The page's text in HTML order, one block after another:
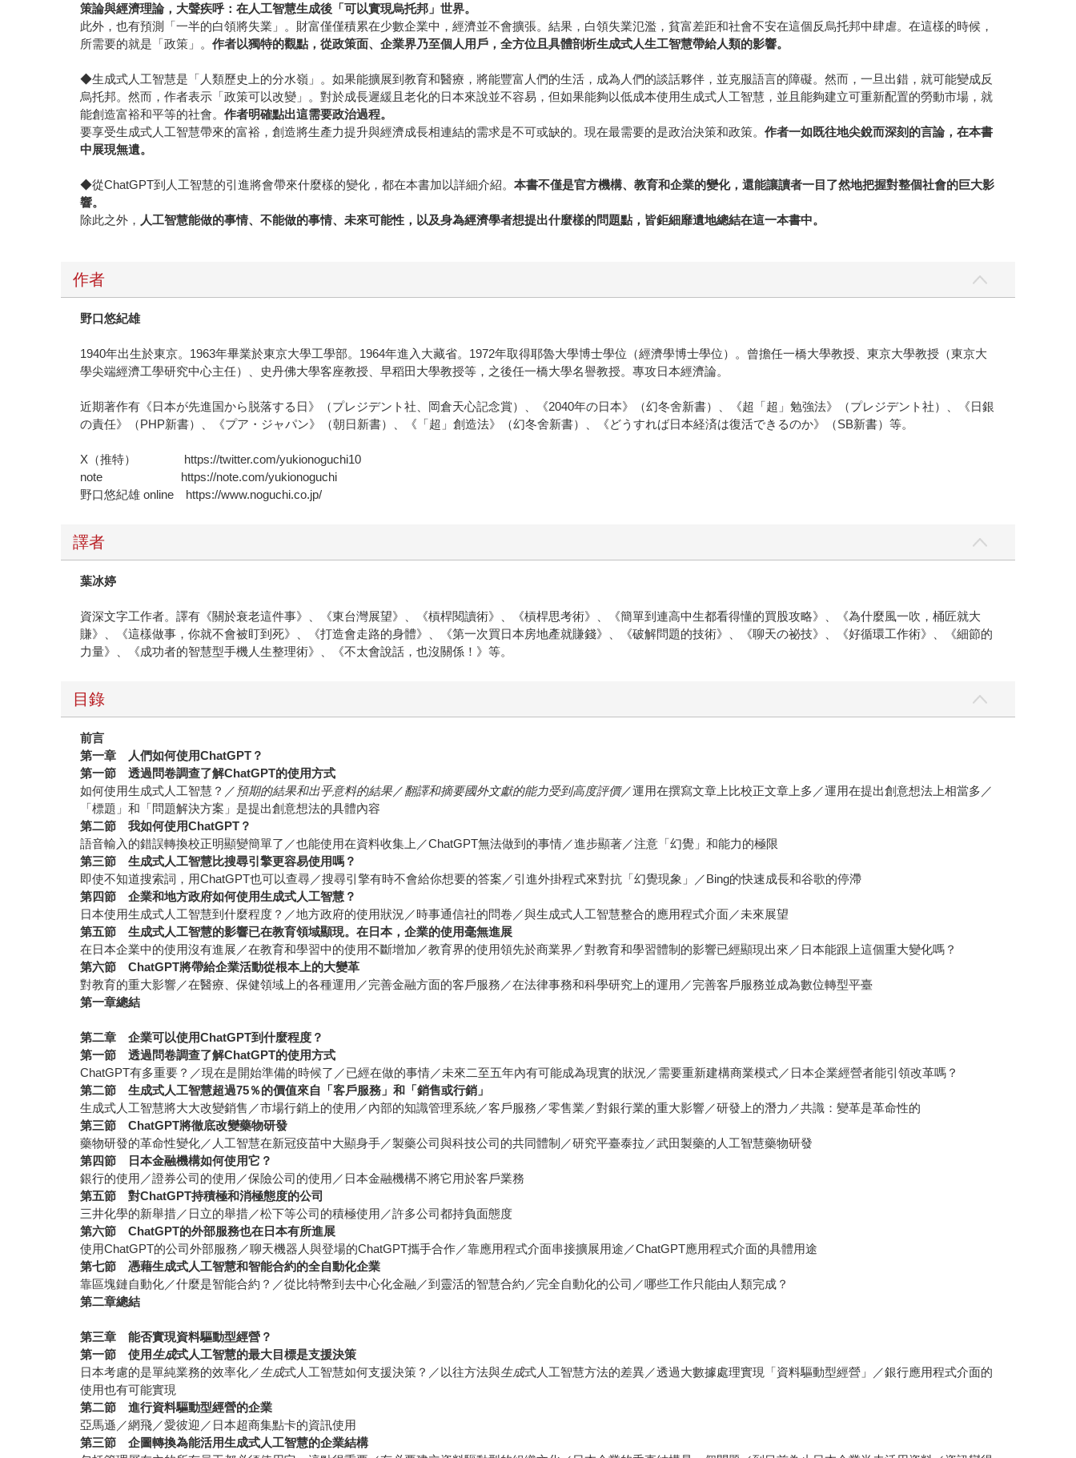
策論與經濟理論，大聲疾呼：在人工智慧生成後「可以實現烏托邦」世界。
此外，也有預測「一半的白領將失業」。財富僅僅積累在少數企業中，經濟並不會擴張。結果，白領失業氾濫，貧富差距和社會不安在這個反烏托邦中肆虐。在這樣的時候，
所需要的就是「政策」。作者以獨特的觀點，從政策面、企業界乃至個人用戶，全方位且具體剖析生成式人生工智慧帶給人類的影響。
◆生成式人工智慧是「人類歷史上的分水嶺」。如果能擴展到教育和醫療，將能豐富人們的生活，成為人們的談話夥伴，並克服語言的障礙。然而，一旦出錯，就可能變成反
烏托邦。然而，作者表示「政策可以改變」。對於成長遲緩且老化的日本來說並不容易，但如果能夠以低成本使用生成式人工智慧，並且能夠建立可重新配置的勞動市場，就
能創造富裕和平等的社會。作者明確點出這需要政治過程。
要享受生成式人工智慧帶來的富裕，創造將生產力提升與經濟成長相連結的需求是不可或缺的。現在最需要的是政治決策和政策。作者一如既往地尖銳而深刻的言論，在本書
中展現無遺。
◆從ChatGPT到人工智慧的引進將會帶來什麼樣的變化，都在本書加以詳細介紹。本書不僅是官方機構、教育和企業的變化，還能讓讀者一目了然地把握對整個社會的巨大影
響。
除此之外， 人工智慧能做的事情、不能做的事情、未來可能性，以及身為經濟學者想提出什麼樣的問題點，皆鉅細靡遺地總結在這一本書中。
作者
野口悠紀雄
1940年出生於東京。1963年畢業於東京大學工學部。1964年進入大藏省。1972年取得耶魯大學博士學位（經濟學博士學位）。曾擔任一橋大學教授、東京大學教授（東京大
學尖端經濟工學研究中心主任）、史丹佛大學客座教授、早稻田大學教授等，之後任一橋大學名譽教授。專攻日本經濟論。
近期著作有《日本が先進国から脱落する日》（プレジデント社、岡倉天心記念賞）、《2040年の日本》（幻冬舍新書）、《超「超」勉強法》（プレジデント社）、《日銀
の責任》（PHP新書）、《プア・ジャパン》（朝日新書）、《「超」創造法》（幻冬舍新書）、《どうすれば日本経済は復活できるのか》（SB新書）等。
X（推特） https://twitter.com/yukionoguchi10
note https://note.com/yukionoguchi
野口悠紀雄 online https://www.noguchi.co.jp/
譯者
葉冰婷
資深文字工作者。譯有《關於衰老這件事》、《東台灣展望》、《槓桿閱讀術》、《槓桿思考術》、《簡單到連高中生都看得懂的買股攻略》、《為什麼風一吹，桶匠就大
賺》、《這樣做事，你就不會被盯到死》、《打造會走路的身體》、《第一次買日本房地產就賺錢》、《破解問題的技術》、《聊天の祕技》、《好循環工作術》、《細節的
力量》、《成功者的智慧型手機人生整理術》、《不太會說話，也沒關係！》等。
目錄
前言
第一章 人們如何使用ChatGPT？
第一節 透過問卷調查了解ChatGPT的使用方式
如何使用生成式人工智慧？／ 預期的結果和出乎意料的結果／翻譯和摘要國外文獻的能力受到高度評價／運用在撰寫文章上比校正文章上多／運用在提出創意想法上相當多／
「標題」和「問題解決方案」是提出創意想法的具體內容
第二節 我如何使用ChatGPT？
語音輸入的錯誤轉換校正明顯變簡單了／也能使用在資料收集上／ChatGPT無法做到的事情／進步顯著／注意「幻覺」和能力的極限
第三節生成式人工智慧比搜尋引擎更容易使用嗎？
即使不知道搜索詞，用ChatGPT也可以查尋／搜尋引擎有時不會給你想要的答案／引進外掛程式來對抗「幻覺現象」／Bing的快速成長和谷歌的停滯
第四節企業和地方政府如何使用生成式人工智慧？
日本使用生成式人工智慧到什麼程度？／地方政府的使用狀況／時事通信社的問卷／與生成式人工智慧整合的應用程式介面／未來展望
第五節生成式人工智慧的影響已在教育領域顯現。在日本，企業的使用毫無進展
在日本企業中的使用沒有進展／在教育和學習中的使用不斷增加／教育界的使用領先於商業界／對教育和學習體制的影響已經顯現出來／日本能跟上這個重大變化嗎？
第六節ChatGPT將帶給企業活動從根本上的大變革
對教育的重大影響／在醫療、保健領域上的各種運用／完善金融方面的客戶服務／在法律事務和科學研究上的運用／完善客戶服務並成為數位轉型平臺
第一章總結
第二章 企業可以使用ChatGPT到什麼程度？
第一節 透過問卷調查了解ChatGPT的使用方式
ChatGPT有多重要？／現在是開始準備的時候了／已經在做的事情／未來二至五年內有可能成為現實的狀況／需要重新建構商業模式／日本企業經營者能引領改革嗎？
第二節 生成式人工智慧超過75％的價值來自「客戶服務」和「銷售或行銷」
生成式人工智慧將大大改變銷售／市場行銷上的使用／內部的知識管理系統／客戶服務／零售業／對銀行業的重大影響／研發上的潛力／共識：變革是革命性的
第三節ChatGPT將徹底改變藥物研發
藥物研發的革命性變化／人工智慧在新冠疫苗中大顯身手／製藥公司與科技公司的共同體制／研究平臺泰拉／武田製藥的人工智慧藥物研發
第四節
日本金融機構如何使用它？
銀行的使用／證券公司的使用／保險公司的使用／日本金融機構不將它用於客戶業務
第五節 對ChatGPT持積極和消極態度的公司
三井化學的新舉措／日立的舉措／松下等公司的積極使用／許多公司都持負面態度
第六節ChatGPT的外部服務也在日本有所進展
使用ChatGPT的公司外部服務／聊天機器人與登場的ChatGPT攜手合作／靠應用程式介面串接擴展用途／ChatGPT應用程式介面的具體用途
第七節 憑藉生成式人工智慧和智能合約的全自動化企業
靠區塊鏈自動化／什麼是智能合約？／從比特幣到去中心化金融／到靈活的智慧合約／完全自動化的公司／哪些工作只能由人類完成？
第二章總結
第三章 能否實現資料驅動型經營？
第一節 使用生成式人工智慧的最大目標是支援決策
日本考慮的是單純業務的效率化／生成式人工智慧如何支援決策？／以往方法與生成式人工智慧方法的差異／透過大數據處理實現「資料驅動型經營」／銀行應用程式介面的
使用也有可能實現
第二節 進行資料驅動型經營的企業
亞馬遜／網飛／愛彼迎／日本超商集點卡的資訊使用
第三節 企圖轉換為能活用生成式人工智慧的企業結構